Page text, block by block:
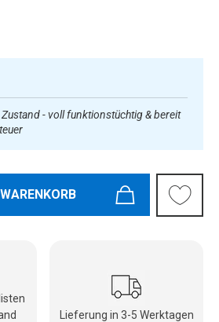
Zustand - voll funktionstüchtig & bereit
Lieferung in 3-5 Werktagen